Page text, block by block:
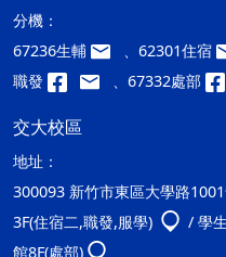
分機：
67236生輔
、62301住宿
職發
、67332處部
交大校區
地址：
300093 新竹市東區大學路
3F(住宿二,職發,服學)
/ 學
館8F(處部)